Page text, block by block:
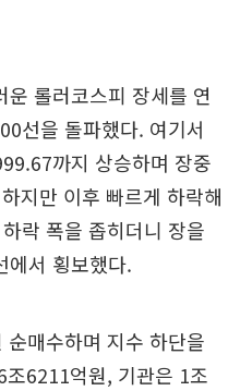
롤러코스피 장세를 연
선을 돌파했다. 여기서
까지 상승하며 장중
지만 이후 빠르게 하락해
락 폭을 좁히더니 장을
에서 횡보했다.
매수하며 지수 하단을
6211억원, 기관은 1조